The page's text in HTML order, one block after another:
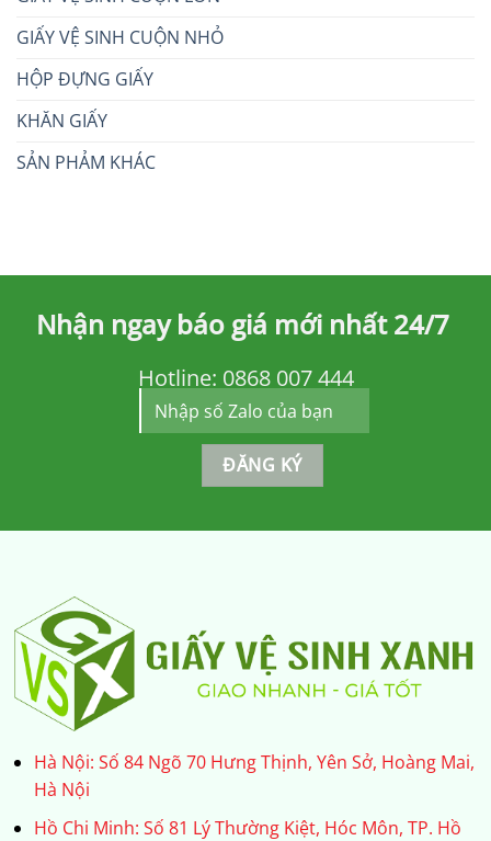
GIẤY VỆ SINH CUỘN NHỎ
HỘP ĐỰNG GIẤY
KHĂN GIẤY
SẢN PHẢM KHÁC
Nhận ngay báo giá mới nhất 24/7
Hotline: 0868 007 444
Hà Nội: Số 84 Ngõ 70 Hưng Thịnh, Yên Sở, Hoàng Mai,
Hà Nội
Hồ Chi Minh: Số 81 Lý Thường Kiệt, Hóc Môn, TP. Hồ